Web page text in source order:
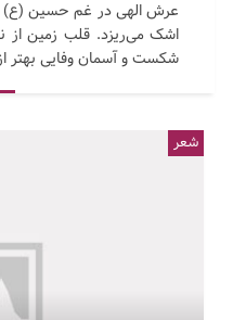
عرش الهی در غم حسین (ع)
اشک می‌ریزد. قلب زمین از
شکست و آسمان وفایی بهتر
شعر